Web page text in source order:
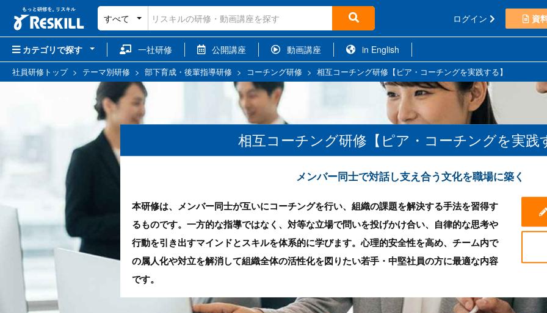
すべて ログイン 資
カテゴリで探す 一社研修 公開講座 動画講座 in English
社員研修トップ> テーマ別研修 > 部下育成・後輩指導研修 > コーチング研修 > 相互コーチング研修【ピア・コーチングを実践する】
相互コーチング研修【ピア・コーチングを実践
メンバー同士で対話し支え合う文化を職場に築く
本研修は、メンバー同士が互いにコーチングを行い、組織の課題を解決する手法を習得す
るものです。一方的な指導ではなく、対等な立場で問いを投げかけ合い、自律的な思考や
行動を引き出すマインドとスキルを体系的に学びます。心理的安全性を高め、チーム内で
の属人化や対立を解消して組織全体の活性化を図りたい若手・中堅社員の方に最適な内容
です。